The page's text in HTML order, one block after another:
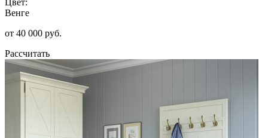
Венге
от 40 000 руб.
Рассчитать